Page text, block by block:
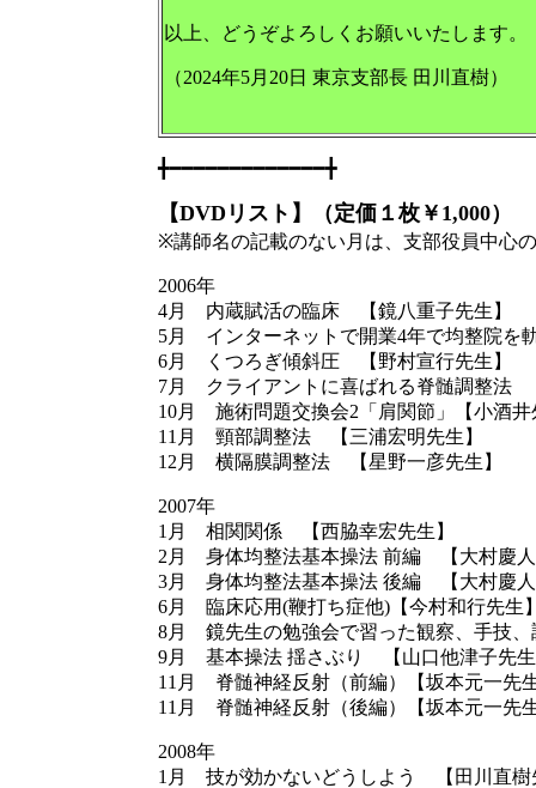
以上、どうぞよろしくお願いいたします。
（2024年5月20日 東京支部長 田川直樹）
╋━━━━━━━━━━━━━╋
【DVDリスト】（定価１枚￥1,000）
※講師名の記載のない月は、支部役員中心
2006年
4月 内蔵賦活の臨床 【鏡八重子先生】
5月 インターネットで開業4年で均整院を
6月 くつろぎ傾斜圧 【野村宣行先生】
7月 クライアントに喜ばれる脊髄調整法
10月 施術問題交換会2「肩関節」【小酒井
11月 頸部調整法 【三浦宏明先生】
12月 横隔膜調整法 【星野一彦先生】
2007年
1月 相関関係 【西脇幸宏先生】
2月 身体均整法基本操法 前編 【大村慶
3月 身体均整法基本操法 後編 【大村慶
6月 臨床応用(鞭打ち症他)【今村和行先生
8月 鏡先生の勉強会で習った観察、手技、
9月 基本操法 揺さぶり 【山口他津子先
11月 脊髄神経反射（前編）【坂本元一先
11月 脊髄神経反射（後編）【坂本元一先
2008年
1月 技が効かないどうしよう 【田川直樹